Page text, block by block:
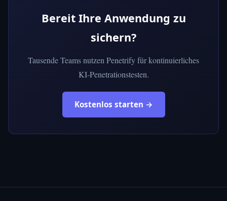
Bereit Ihre Anwendung zu
sichern?
Tausende Teams nutzen Penetrify für kontinuierliches
KI-Penetrationstesten.
Kostenlos starten →